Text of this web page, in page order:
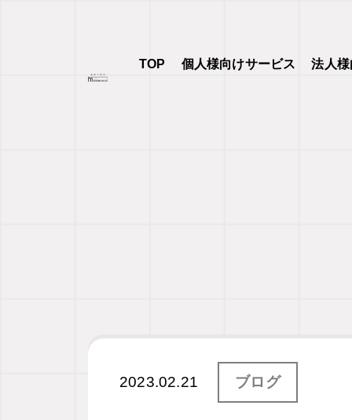
TOP 個人様向けサービス 法人
2023.02.21 ブログ